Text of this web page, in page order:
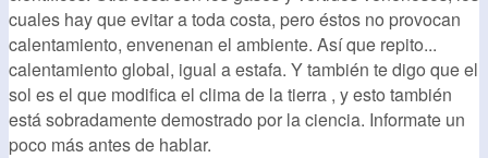
cuales hay que evitar a toda costa, pero éstos no provocan
calentamiento, envenenan el ambiente. Así que repito...
calentamiento global, igual a estafa. Y también te digo que el
sol es el que modifica el clima de la tierra , y esto también
está sobradamente demostrado por la ciencia. Informate un
poco más antes de hablar.